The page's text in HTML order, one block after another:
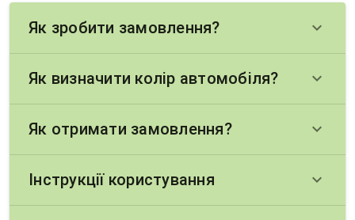
Як зробити замовлення? keyboard_arrow_down
Як визначити колір автомобіля? keyboard_arrow_down
Як отримати замовлення? keyboard_arrow_down
Інструкції користування keyboard_arrow_down